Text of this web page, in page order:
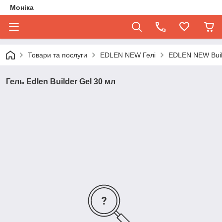
Моніка
Товари та послуги EDLEN NEW Гелі EDLEN NEW
Гель Edlen Builder Gel 30 мл